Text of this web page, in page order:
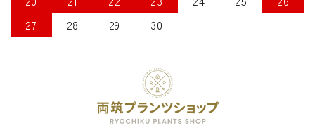
27
28 29 30